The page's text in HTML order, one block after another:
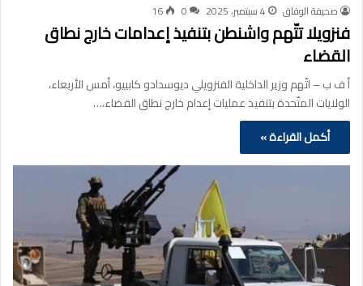
صحيفة الوفاق 4 سبتمبر، 2025 0
16
فنزويلا تتّهم واشنطن بتنفيذ إعدامات خارج نطاق
القضاء
أ ف ب – اتّهم وزير الداخلية الفنزويلي ديوسدادو كابييو، أمس الأربعاء،
الولايات المتّحدة بتنفيذ عمليات إعدام خارج نطاق القضاء،…
أكمل القراءة »